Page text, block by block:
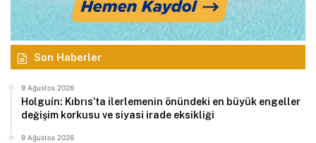
Son Haberler
9 Ağustos 2026
Holguín: Kıbrıs’ta ilerlemenin önündeki en büyük engeller
değişim korkusu ve siyasi irade eksikliği
9 Ağustos 2026